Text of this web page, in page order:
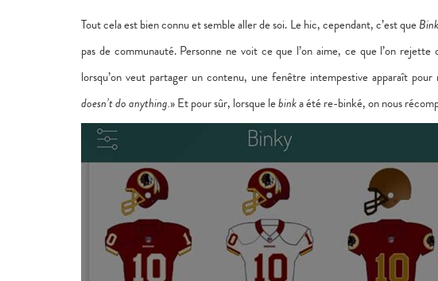
Tout cela est bien connu et semble aller de soi. Le hic, cependant, c’est que
pas de communauté. Personne ne voit ce que l’on aime, ce que l’on
lorsqu’on veut partager un contenu, une fenêtre intempestive apparaît
doesn’t do anything.» Et pour sûr, lorsque lebinka été re-binké, on nous